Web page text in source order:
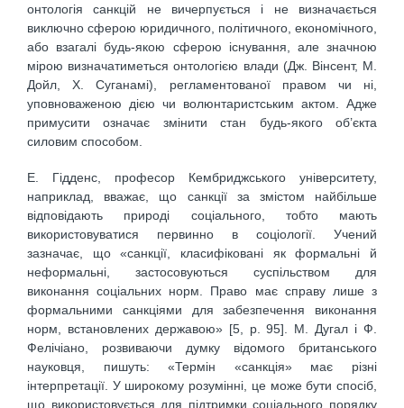
онтологія санкцій не вичерпується і не визначається
виключно сферою юридичного, політичного, економічного,
або взагалі будь-якою сферою існування, але значною
мірою визначатиметься онтологією влади (Дж. Вінсент, М.
Дойл, Х. Суганамі), регламентованої правом чи ні,
уповноваженою дією чи волюнтаристським актом. Адже
примусити означає змінити стан будь-якого об’єкта
силовим способом.
Е. Гідденс, професор Кембриджського університету,
наприклад, вважає, що санкції за змістом найбільше
відповідають природі соціального, тобто мають
використовуватися первинно в соціології. Учений
зазначає, що «санкції, класифіковані як формальні й
неформальні, застосовуються суспільством для
виконання соціальних норм. Право має справу лише з
формальними санкціями для забезпечення виконання
норм, встановлених державою» [5, р. 95]. М. Дугал і Ф.
Фелічіано, розвиваючи думку відомого британського
науковця, пишуть: «Термін «санкція» має різні
інтерпретації. У широкому розумінні, це може бути спосіб,
що використовується для підтримки соціального порядку